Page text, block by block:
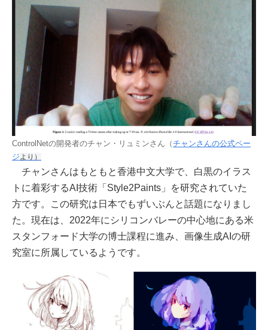
ControlNetの開発者のチャン・リュミンさん（チャンさんの公式ペー
ジより）
チャンさんはもともと香港中文大学で、白黒のイラス
トに着彩するAI技術「Style2Paints」を研究されていた
方です。この研究は日本でもずいぶんと話題になりまし
た。現在は、2022年にシリコンバレーの中心地にある米
スタンフォード大学の博士課程に進み、画像生成AIの研
究室に所属しているようです。